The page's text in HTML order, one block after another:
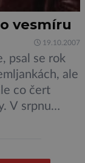
vesmíru
19.10.2007
psal se rok
ale
co čert
V srpnu
střela R-